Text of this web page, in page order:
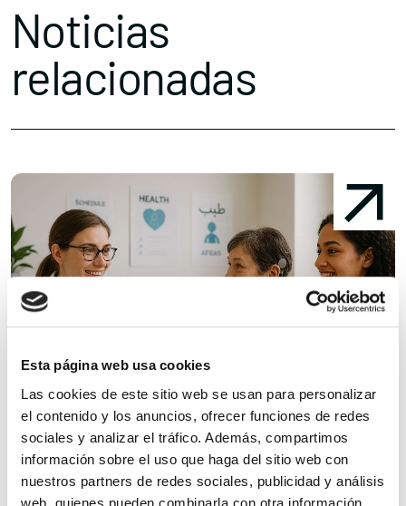
Esta página web usa cookies
Las cookies de este sitio web se usan para personalizar
el contenido y los anuncios, ofrecer funciones de redes
sociales y analizar el tráfico. Además, compartimos
información sobre el uso que haga del sitio web con
nuestros partners de redes sociales, publicidad y análisis
web, quienes pueden combinarla con otra información
Noticias
relacionadas
El 47% de la población europea...